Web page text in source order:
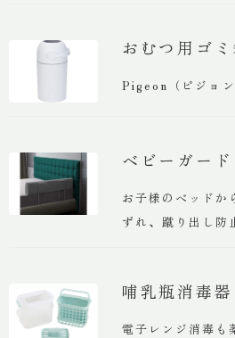
おむつ用ゴミ
Pigeon（ピジョ
ベビーガード
お子様のベッドか
ずれ、蹴り出し防
哺乳瓶消毒器
電子レンジ消毒も